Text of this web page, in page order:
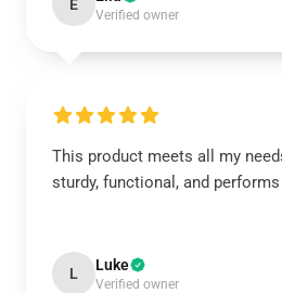
E
Verified owner
This product meets all my
sturdy, functional, and
L Luke
Verified owner